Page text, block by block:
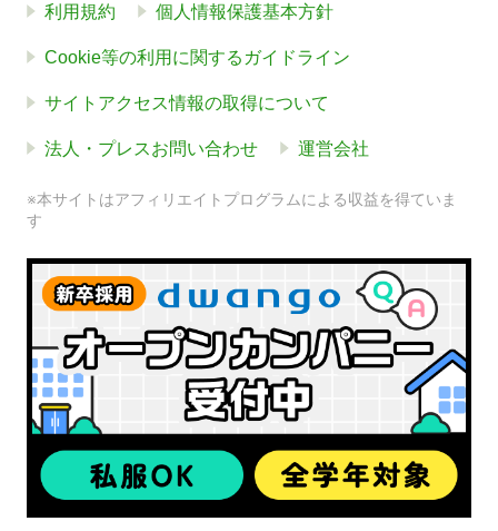
利用規約 個人情報保護基本方針
Cookie等の利用に関するガイドライン
サイトアクセス情報の取得について
法人・プレスお問い合わせ 運営会社
※本サイトはアフィリエイトプログラムによる収益を得ていま
す